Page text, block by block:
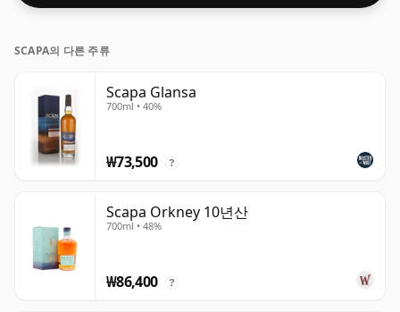
SCAPA의 다른 주류
Scapa Glansa
700ml • 40%
₩73,500 ?
Scapa Orkney 10년산
700ml • 48%
₩86,400 ?